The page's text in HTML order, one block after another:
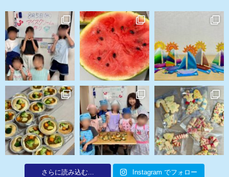
さらに読み込む... Instagram でフォロー